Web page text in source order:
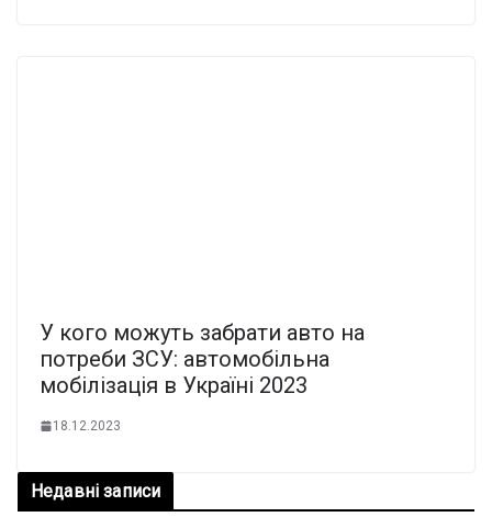
У кoго мoжуть забpати авто на
потpеби ЗСУ: автoмoбільна
мобiлiзація в Укpаїні 2023
18.12.2023
Недавні записи